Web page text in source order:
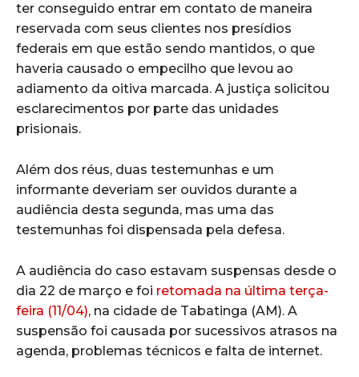
ter conseguido entrar em contato de maneira
reservada com seus clientes nos presídios
federais em que estão sendo mantidos, o que
haveria causado o empecilho que levou ao
adiamento da oitiva marcada. A justiça solicitou
esclarecimentos por parte das unidades
prisionais.
Além dos réus, duas testemunhas e um
informante deveriam ser ouvidos durante a
audiência desta segunda, mas uma das
testemunhas foi dispensada pela defesa.
A audiência do caso estavam suspensas desde o
dia 22 de março e foi retomada na última terça-
feira (11/04), na cidade de Tabatinga (AM). A
suspensão foi causada por sucessivos atrasos na
agenda, problemas técnicos e falta de internet.